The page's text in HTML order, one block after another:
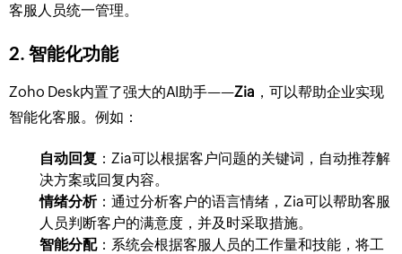
客服人员统一管理。
2. 智能化功能
Zoho Desk内置了强大的AI助手——Zia ，可以帮助企业实现
智能化客服。例如：
自动回复 ：Zia可以根据客户问题的关键词，自动推荐解
决方案或回复内容。
情绪分析：通过分析客户的语言情绪，Zia可以帮助客服
人员判断客户的满意度，并及时采取措施。
智能分配：系统会根据客服人员的工作量和技能，将工